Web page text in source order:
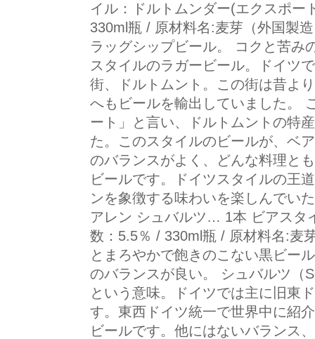
イル：ドルトムンダー(エクスポー
330ml瓶 / 原材料名:麦芽（外国製
ラッグシップビール。 コクと苦み
スタイルのラガービール。ドイツ
街、ドルトムント。この街は昔よ
へもビールを輸出していました。
ート」と言い、ドルトムントの特
た。このスタイルのビールが、ベ
のバランスがよく、どんな料理と
ビールです。ドイツスタイルの王
ンを象徴する味わいを楽しんでい
アレン シュバルツ… 1本 ビアスタ
数：5.5％ / 330ml瓶 / 原材料名:麦
とまろやかで飽きのこない黒ビー
のバランスが良い。 シュバルツ（
という意味。ドイツでは主に旧東
す。東西ドイツ統一で世界中に紹
ビールです。他にはないバランス